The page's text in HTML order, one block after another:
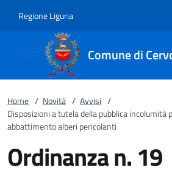
Regione Liguria
Comune di
Home / Novità / Avvisi /
Disposizioni a tutela della pubblica incolumità
abbattimento alberi pericolanti
Ordinanza n. 19